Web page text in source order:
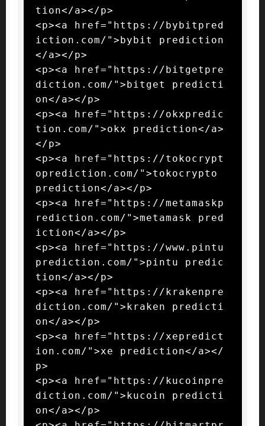
tion</a></p>
<p><a href="https://bybitpred
iction.com/">bybit prediction
</a></p>
<p><a href="https://bitgetpre
diction.com/">bitget predicti
on</a></p>
<p><a href="https://okxpredic
tion.com/">okx prediction</a>
</p>
<p><a href="https://tokocrypt
oprediction.com/">tokocrypto
prediction</a></p>
<p><a href="https://metamaskp
rediction.com/">metamask pred
iction</a></p>
<p><a href="https://www.pintu
prediction.com/">pintu predic
tion</a></p>
<p><a href="https://krakenpre
diction.com/">kraken predicti
on</a></p>
<p><a href="https://xepredict
ion.com/">xe prediction</a></
p>
<p><a href="https://kucoinpre
diction.com/">kucoin predicti
on</a></p>